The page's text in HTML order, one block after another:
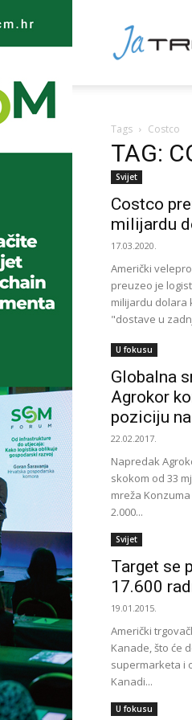
TRGOVAC
Tags Costco
TAG:
Svijet
Costco
milijardu
17.03.2020.
Američki
preuzeo je
milijardu dolara
"dostave u
U fokusu
Globalna
Agrokor
poziciju
22.02.2017.
Napredak
skokom od 33
mreža
2.000...
Svijet
Target se
17.600
19.01.2015.
Američki
Kanade, što će
supermarketa i
Kanadi...
U fokusu